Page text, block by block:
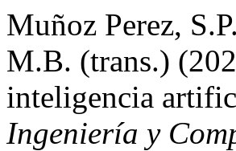
Muñoz Perez,
M.B. (trans.)
inteligencia
Ingeniería y